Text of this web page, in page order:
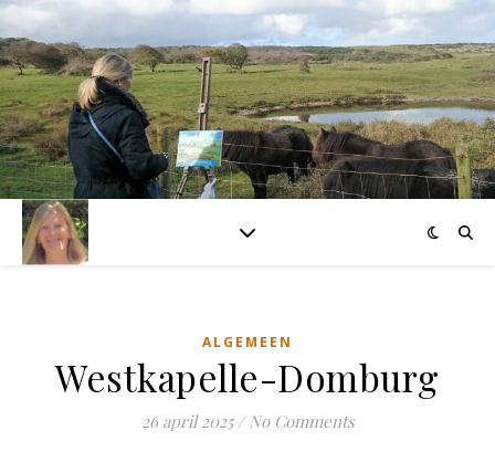
ALGEMEEN
Westkapelle-Domburg
26 april 2025 / No Comments